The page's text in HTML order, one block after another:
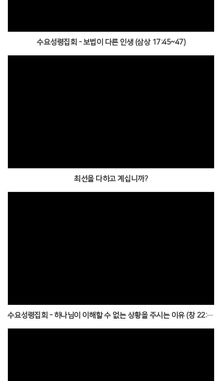
수요성령집회 - 보법이 다른 인생 (삼상 17:45~47)
최선을 다하고 계십니까?
수요성령집회 - 하나님이 이해할 수 없는 상황을 주시는 이유 (창 22:1~14)